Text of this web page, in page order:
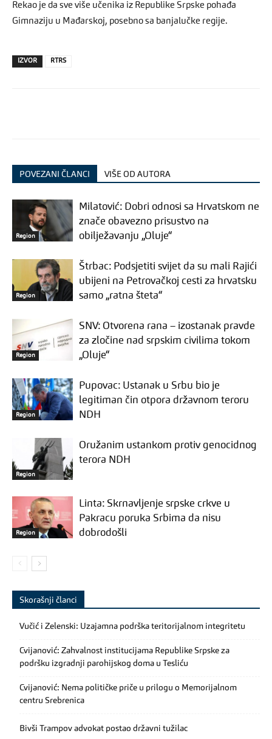
Rekao je da sve više učenika iz Republike Srpske pohađa
Gimnaziju u Mađarskoj, posebno sa banjalučke regije.
IZVOR RTRS
POVEZANI ČLANCI VIŠE OD AUTORA
Region
Milatović: Dobri odnosi sa Hrvatskom ne
znače obavezno prisustvo na
obilježavanju „Oluje“
Region
Štrbac: Podsjetiti svijet da su mali Rajići
ubijeni na Petrovačkoj cesti za hrvatsku
samo „ratna šteta“
Region
SNV: Otvorena rana – izostanak pravde
za zločine nad srpskim civilima tokom
„Oluje“
Region
Pupovac: Ustanak u Srbu bio je
legitiman čin otpora državnom teroru
NDH
Region
Oružanim ustankom protiv genocidnog
terora NDH
Region
Linta: Skrnavljenje srpske crkve u
Pakracu poruka Srbima da nisu
dobrodošli
Skorašnji članci
Vučić i Zelenski: Uzajamna podrška teritorijalnom integritetu
Cvijanović: Zahvalnost institucijama Republike Srpske za
podršku izgradnji parohijskog doma u Tesliću
Cvijanović: Nema političke priče u prilogu o Memorijalnom
centru Srebrenica
Bivši Trampov advokat postao državni tužilac